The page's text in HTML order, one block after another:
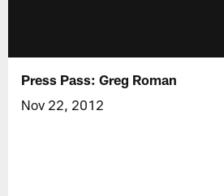
Press Pass: Greg Roman
Nov 22, 2012